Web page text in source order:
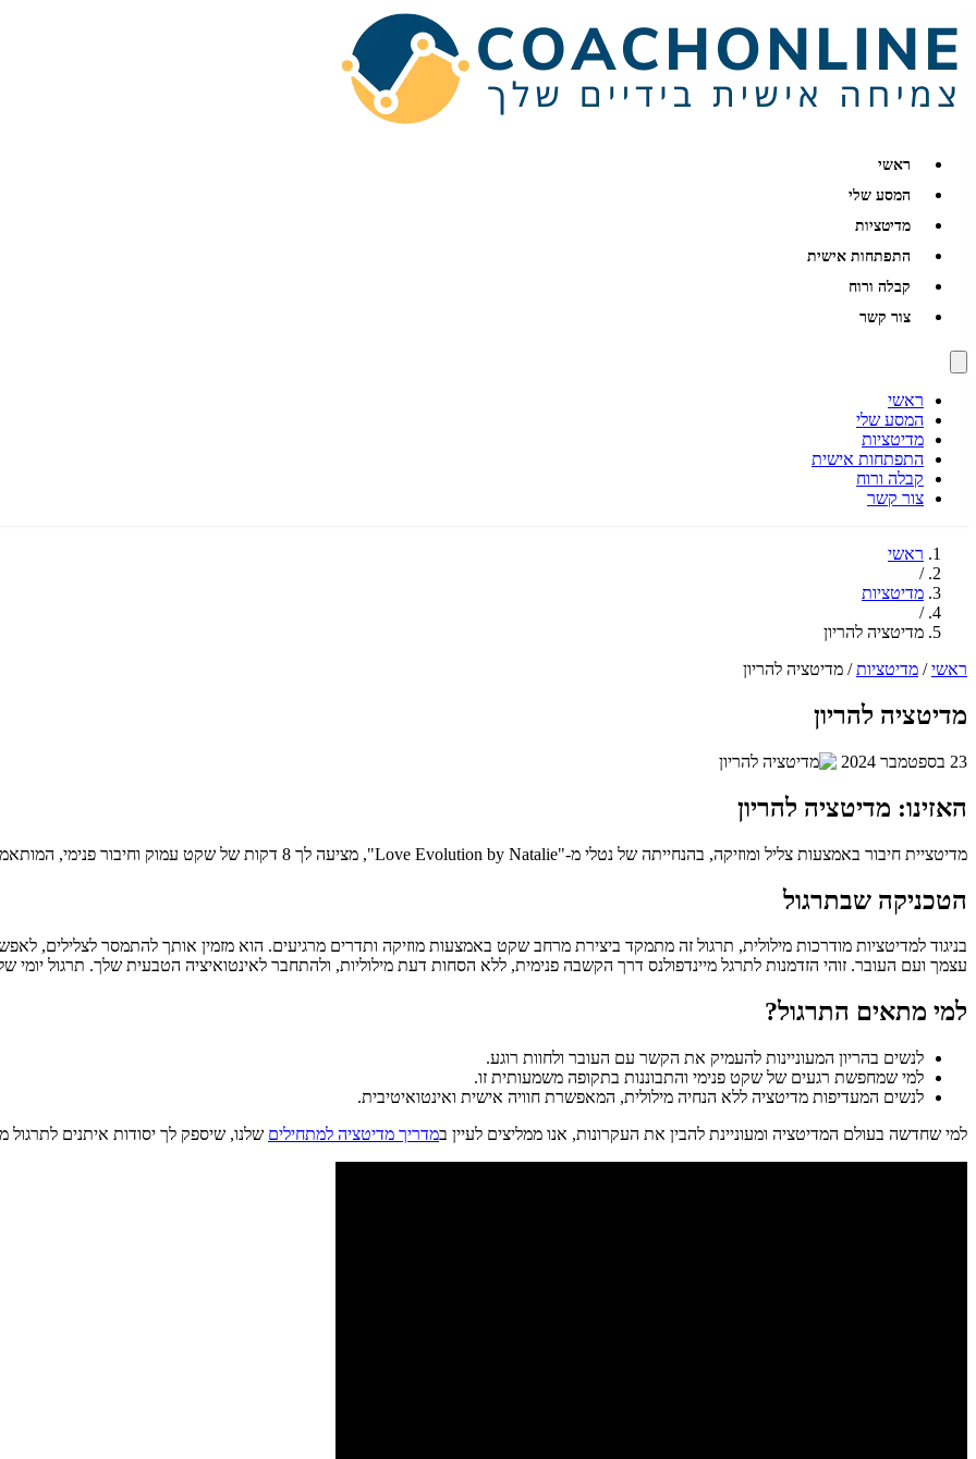
ראשי
המסע שלי
מדיטציות
התפתחות אישית
קבלה ורוח
צור קשר
ראשי
המסע שלי
מדיטציות
התפתחות אישית
קבלה ורוח
צור קשר
ראשי
/
מדיטציות
/
מדיטציה להריון
ראשי / מדיטציות / מדיטציה להריון
מדיטציה להריון
23 בספטמבר 2024
האזינו: מדיטציה להריון
מדיטציית חיבור באמצעות צליל ומוזיקה, בהנחייתה של נטלי מ-"Love Evolution by Natalie", מציעה לך 8 דקות של שקט עמוק וחיבור פנימי, המותאמות במיוחד לתקופת ההריון המופלאה.
הטכניקה שבתרגול
בניגוד למדיטציות מודרכות מילולית, תרגול זה מתמקד ביצירת מרחב שקט באמצעות מוזיקה ותדרים מרגיעים. הוא מזמין אותך להתמסר
עצמך ועם העובר. זוהי הזדמנות לתרגל מיינדפולנס דרך הקשבה פנימית, ללא הסחות דעת מילוליות, ולהתחבר לאינטואיציה הטבעית שלך. תרגול יומי
למי מתאים התרגול?
לנשים בהריון המעוניינות להעמיק את הקשר עם העובר ולחוות רוגע.
למי שמחפשת רגעים של שקט פנימי והתבוננות בתקופה משמעותית זו.
לנשים המעדיפות מדיטציה ללא הנחיה מילולית, המאפשרת חוויה אישית ואינטואיטיבית.
למי שחדשה בעולם המדיטציה ומעוניינת להבין את העקרונות, אנו ממליצים לעיין במדריך מדיטציה למתחילים שלנו, שיספק לך יסודות איתנים לתרגול